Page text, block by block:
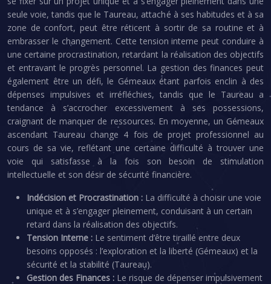
seule voie, tandis que le Taureau, attaché à ses habitudes et à sa
zone de confort, peut être réticent à sortir de sa routine et à
embrasser le changement. Cette tension interne peut conduire à
une certaine procrastination, retardant la réalisation des objectifs
et entravant le progrès personnel. La gestion des finances peut
également être un défi, le Gémeaux étant parfois enclin à des
dépenses impulsives et irréfléchies, tandis que le Taureau a
tendance à s’accrocher excessivement à ses possessions,
craignant de manquer de ressources. En moyenne, un Gémeaux
ascendant Taureau change 4 fois de projet professionnel au
cours de sa vie, reflétant une certaine difficulté à trouver une
voie qui satisfasse à la fois son besoin de stimulation
intellectuelle et son désir de sécurité financière.
Indécision et Procrastination : La difficulté à choisir une voie
unique et à s’engager pleinement, conduisant à un certain
retard dans la réalisation des objectifs.
Tension Interne : Le sentiment d’être tiraillé entre deux
besoins opposés : l’exploration et la liberté (Gémeaux) et la
sécurité et la stabilité (Taureau).
Gestion des Finances : Le risque de dépenser impulsivement